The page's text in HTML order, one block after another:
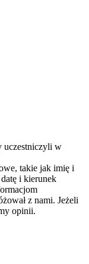
uczestniczyli w
takie jak imię i
i kierunek
z nami. Jeżeli
opinii.